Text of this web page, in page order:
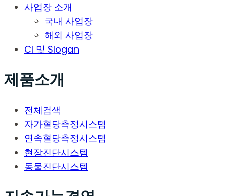
사업장 소개
국내 사업장
해외 사업장
CI 및 Slogan
제품소개
전체검색
자가혈당측정시스템
연속혈당측정시스템
현장진단시스템
동물진단시스템